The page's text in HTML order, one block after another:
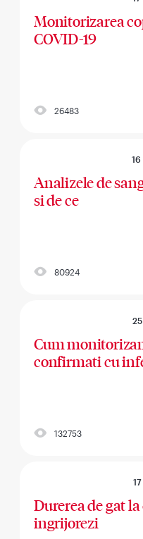
Monitorizarea
COVID-19
26483
16
Analizele de
si de ce
80924
Cum
confirmati cu
132753
Durerea de gat
ingrijorezi